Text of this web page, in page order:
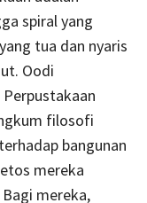
spiral yang
tua dan nyaris
Oodi
filosofi
bangunan
mereka
mereka,